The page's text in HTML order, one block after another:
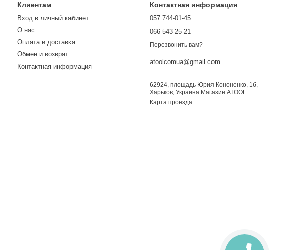
Клиентам
Вход в личный кабинет
О нас
Оплата и доставка
Обмен и возврат
Контактная информация
Контактная информация
057 744-01-45
066 543-25-21
Перезвонить вам?
atoolcomua@gmail.com
62924, площадь Юрия Кононенко, 1б,
Харьков, Украина Магазин ATOOL
Карта проезда